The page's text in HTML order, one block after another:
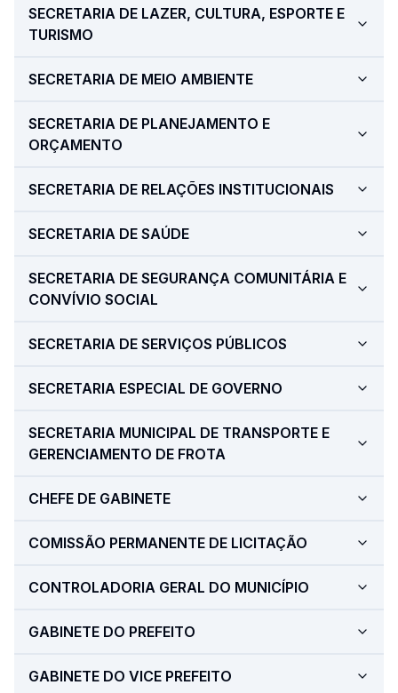
SECRETARIA DE LAZER, CULTURA, ESPORTE E
TURISMO
SECRETARIA DE MEIO AMBIENTE
SECRETARIA DE PLANEJAMENTO E
ORÇAMENTO
SECRETARIA DE RELAÇÕES INSTITUCIONAIS
SECRETARIA DE SAÚDE
SECRETARIA DE SEGURANÇA COMUNITÁRIA E
CONVÍVIO SOCIAL
SECRETARIA DE SERVIÇOS PÚBLICOS
SECRETARIA ESPECIAL DE GOVERNO
SECRETARIA MUNICIPAL DE TRANSPORTE E
GERENCIAMENTO DE FROTA
CHEFE DE GABINETE
COMISSÃO PERMANENTE DE LICITAÇÃO
CONTROLADORIA GERAL DO MUNICÍPIO
GABINETE DO PREFEITO
GABINETE DO VICE PREFEITO